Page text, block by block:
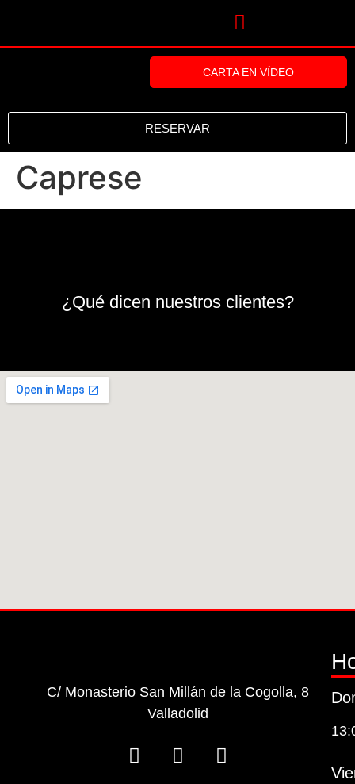
CARTA EN VÍDEO
RESERVAR
Caprese
¿Qué dicen nuestros clientes?
C/ Monasterio San Millán de la Cogolla, 8
Valladolid